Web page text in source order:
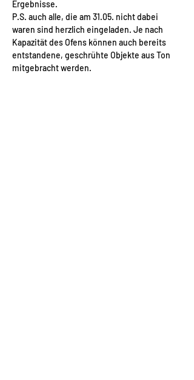
Ergebnisse.
P.S. auch alle, die am 31.05. nicht dabei
waren sind herzlich eingeladen. Je nach
Kapazität des Ofens können auch bereits
entstandene, geschrühte Objekte aus Ton
mitgebracht werden.